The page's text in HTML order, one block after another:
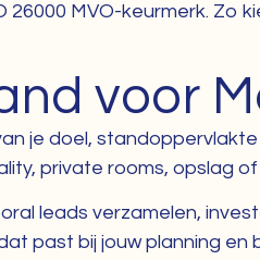
MVO-keurmerk.
voor
je doel,
private rooms, opslag
leads verzamelen,
past bij jouw planning